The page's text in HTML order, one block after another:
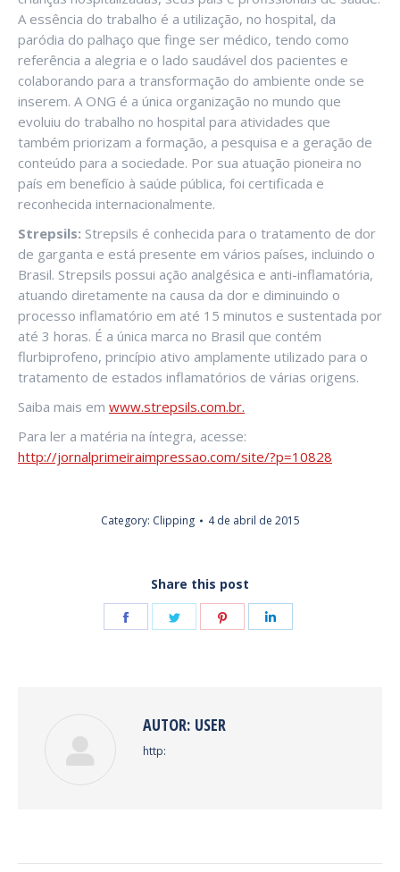
A essência do trabalho é a utilização, no hospital, da
paródia do palhaço que finge ser médico, tendo como
referência a alegria e o lado saudável dos pacientes e
colaborando para a transformação do ambiente onde se
inserem. A ONG é a única organização no mundo que
evoluiu do trabalho no hospital para atividades que
também priorizam a formação, a pesquisa e a geração de
conteúdo para a sociedade. Por sua atuação pioneira no
país em benefício à saúde pública, foi certificada e
reconhecida internacionalmente.
Strepsils: Strepsils é conhecida para o tratamento de dor
de garganta e está presente em vários países, incluindo o
Brasil. Strepsils possui ação analgésica e anti-inflamatória,
atuando diretamente na causa da dor e diminuindo o
processo inflamatório em até 15 minutos e sustentada por
até 3 horas. É a única marca no Brasil que contém
flurbiprofeno, princípio ativo amplamente utilizado para o
tratamento de estados inflamatórios de várias origens.
Saiba mais em www.strepsils.com.br.
Para ler a matéria na íntegra, acesse:
http://jornalprimeiraimpressao.com/site/?p=10828
Category: Clipping 4 de abril de 2015
Share this post
Share
Share
Share
AUTOR: USER
http: